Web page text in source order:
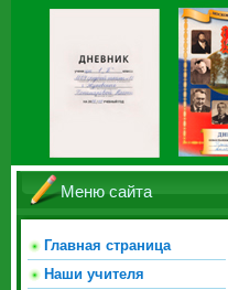
Меню сайта
Главная страница
Наши учителя